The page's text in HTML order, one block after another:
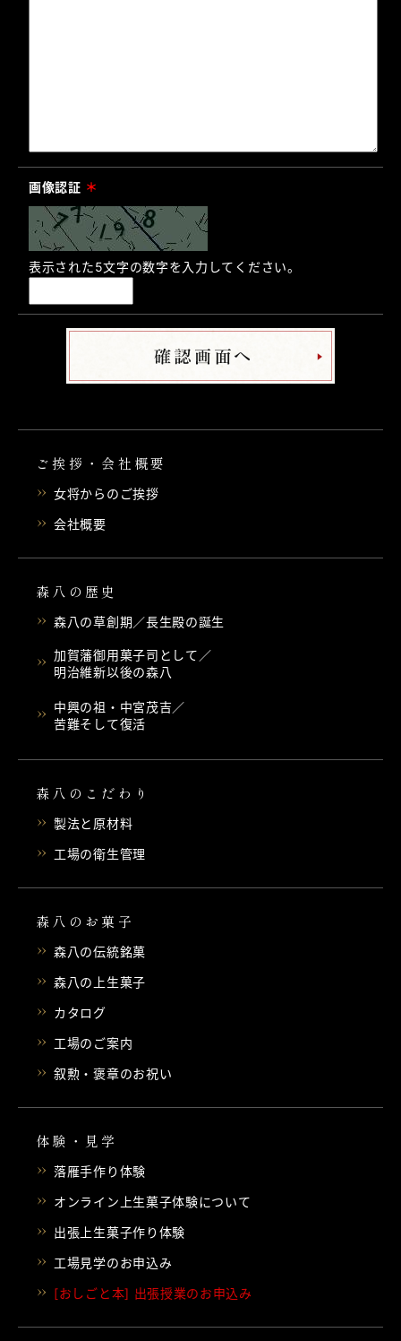
ご挨拶・会社概要
女将からのご挨拶
会社概要
森八の歴史
森八の草創期／長生殿の誕生
加賀藩御用菓子司として／
明治維新以後の森八
中興の祖・中宮茂吉／
苦難そして復活
森八のこだわり
製法と原材料
工場の衛生管理
森八のお菓子
森八の伝統銘菓
森八の上生菓子
カタログ
工場のご案内
叙勲・褒章のお祝い
体験・見学
落雁手作り体験
オンライン上生菓子体験について
出張上生菓子作り体験
工場見学のお申込み
[おしごと本] 出張授業のお申込み
画像認証 ＊
表示された5文字の数字を入力してください。